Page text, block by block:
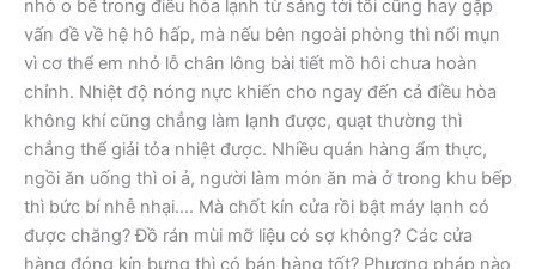
nhỏ o bế trong điều hòa lạnh từ sáng tới tối cũng hay gặp
vấn đề về hệ hô hấp, mà nếu bên ngoài phòng thì nổi mụn
vì cơ thể em nhỏ lỗ chân lông bài tiết mồ hôi chưa hoàn
chỉnh. Nhiệt độ nóng nực khiến cho ngay đến cả điều hòa
không khí cũng chẳng làm lạnh được, quạt thường thì
chẳng thể giải tỏa nhiệt được. Nhiều quán hàng ẩm thực,
ngồi ăn uống thì oi ả, người làm món ăn mà ở trong khu bếp
thì bức bí nhễ nhại…. Mà chốt kín cửa rồi bật máy lạnh có
được chăng? Đồ rán mùi mỡ liệu có sợ không? Các cửa
hàng đóng kín bưng thì có bán hàng tốt? Phương pháp nào